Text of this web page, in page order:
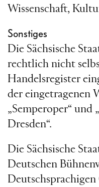
Wissenschaft,
Sonstiges
Die Sächsische
rechtlich nicht
Handelsregister
der eingetragenen
„Semperoper“ und
Dresden“.
Die Sächsische
Deutschen